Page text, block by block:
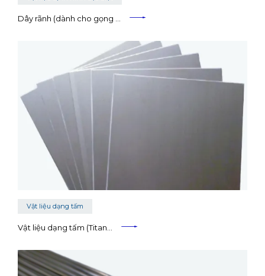
Dây rãnh (dành cho gọng …
Vật liệu dạng tấm
Vật liệu dạng tấm (Titan…